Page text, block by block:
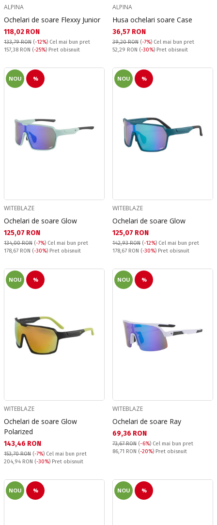
ALPINA
Ochelari de soare Flexxy Junior
Текуща цена:
118,02 RON
133,79 RON (-12%) Cel mai bun pret
Pret obisnuit:
157,38 RON (-25%) Pret obisnuit
ALPINA
Husa ochelari soare Case
Текуща цена:
36,57 RON
39,20 RON (-7%) Cel mai bun pret
Pret obisnuit:
52,29 RON (-30%) Pret obisnuit
NOU %
WITEBLAZE
Ochelari de soare Glow
Текуща цена:
125,07 RON
134,00 RON (-7%) Cel mai bun pret
Pret obisnuit:
178,67 RON (-30%) Pret obisnuit
NOU %
WITEBLAZE
Ochelari de soare Glow
Текуща цена:
125,07 RON
142,93 RON (-12%) Cel mai bun pret
Pret obisnuit:
178,67 RON (-30%) Pret obisnuit
NOU %
WITEBLAZE
Ochelari de soare Glow
Polarized
Текуща цена:
143,46 RON
153,70 RON (-7%) Cel mai bun pret
Pret obisnuit:
204,94 RON (-30%) Pret obisnuit
NOU %
WITEBLAZE
Ochelari de soare Ray
Текуща цена:
69,36 RON
73,67 RON (-6%) Cel mai bun pret
Pret obisnuit:
86,71 RON (-20%) Pret obisnuit
NOU % NOU %